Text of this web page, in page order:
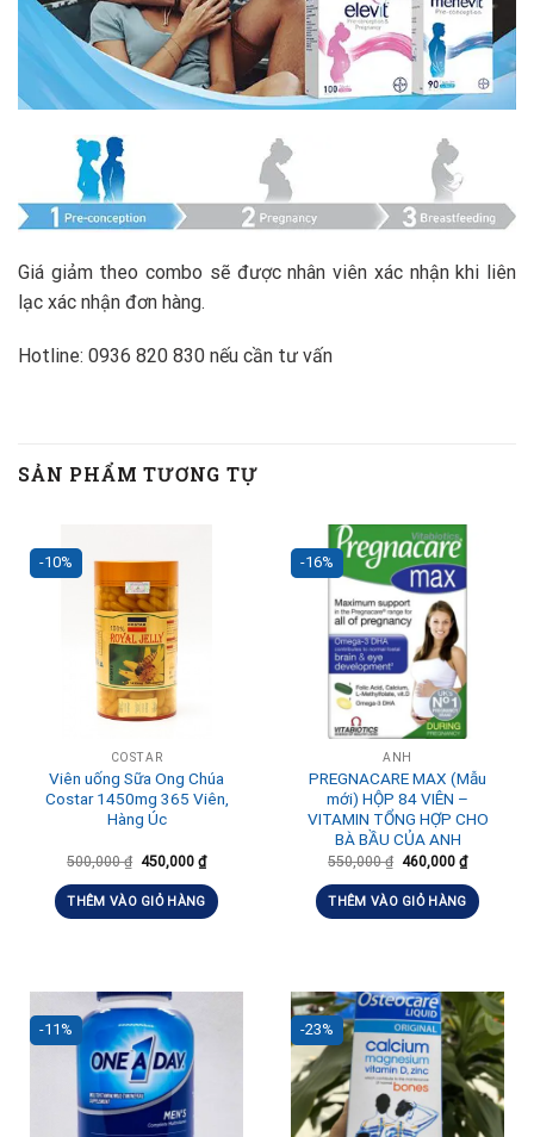
Giá giảm theo combo sẽ được nhân viên xác nhận khi liên
lạc xác nhận đơn hàng.
Hotline: 0936 820 830 nếu cần tư vấn
SẢN PHẨM TƯƠNG TỰ
-10%
COSTAR
Viên uống Sữa Ong Chúa
Costar‎ 1450mg 365 Viên,
Hàng Úc
500,000₫ 450,000 ₫
THÊM VÀO GIỎ HÀNG
-16%
ANH
PREGNACARE MAX (Mẫu
mới) HỘP 84 VIÊN –
VITAMIN TỔNG HỢP CHO
BÀ BẦU CỦA ANH
550,000₫ 460,000 ₫
THÊM VÀO GIỎ HÀNG
-11% -23%